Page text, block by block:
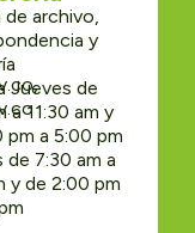
archivo,
y
Jueves de
a 11:30 am y
pm a 5:00 pm
de 7:30 am a
y de 2:00 pm